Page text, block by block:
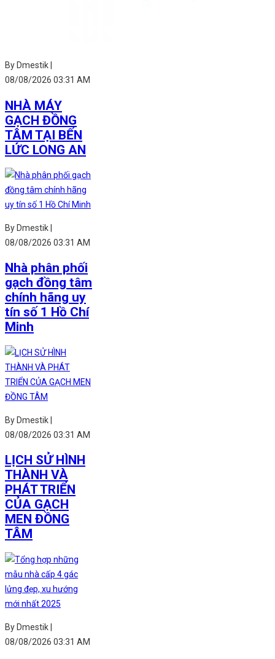
By Dmestik |
08/08/2026 03:31 AM
NHÀ MÁY
GẠCH ĐỒNG
TÂM TẠI BẾN
LỨC LONG AN
By Dmestik |
08/08/2026 03:31 AM
Nhà phân phối
gạch đồng tâm
chính hãng uy
tín số 1 Hồ Chí
Minh
By Dmestik |
08/08/2026 03:31 AM
LỊCH SỬ HÌNH
THÀNH VÀ
PHÁT TRIỂN
CỦA GẠCH
MEN ĐỒNG
TÂM
By Dmestik |
08/08/2026 03:31 AM